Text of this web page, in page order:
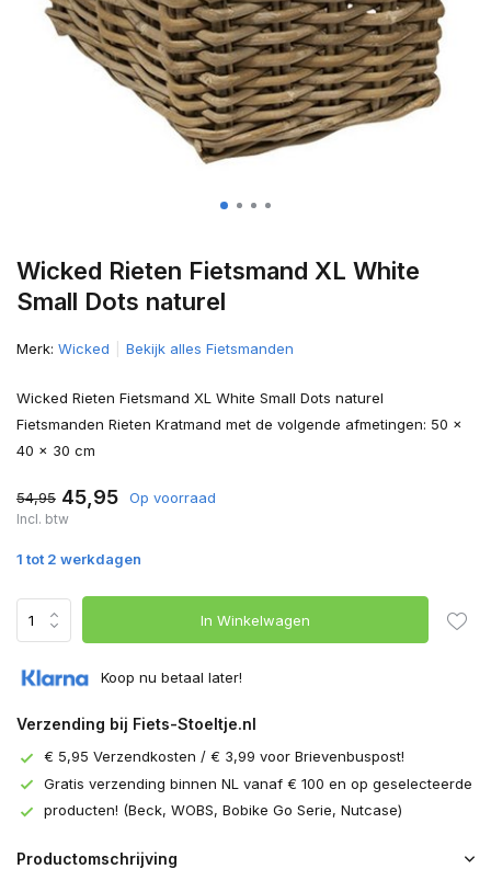
Wicked Rieten Fietsmand XL White
Small Dots naturel
Merk: Wicked Bekijk alles Fietsmanden
Wicked Rieten Fietsmand XL White Small Dots naturel
Fietsmanden Rieten Kratmand met de volgende afmetingen: 50 x
40 x 30 cm
54,95 45,95 Op voorraad
Incl. btw
1 tot 2 werkdagen
In Winkelwagen
Koop nu betaal later!
Verzending bij Fiets-Stoeltje.nl
€ 5,95 Verzendkosten / € 3,99 voor Brievenbuspost!
Gratis verzending binnen NL vanaf € 100 en op geselecteerde
producten! (Beck, WOBS, Bobike Go Serie, Nutcase)
Productomschrijving